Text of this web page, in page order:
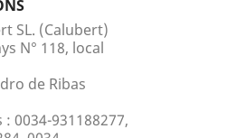
SL. (Calubert)
N° 118, local
de Ribas
: 0034-931188277,